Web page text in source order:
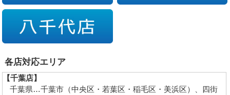
各店対応エリア
【千葉店】
千葉県…千葉市（中央区・若葉区・稲毛区・美浜区）、四街